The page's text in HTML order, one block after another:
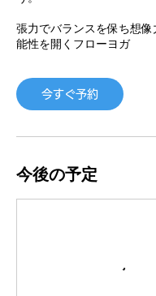
張力でバランスを保ち想
能性を開くフローヨガ
今すぐ予約
今後の予定